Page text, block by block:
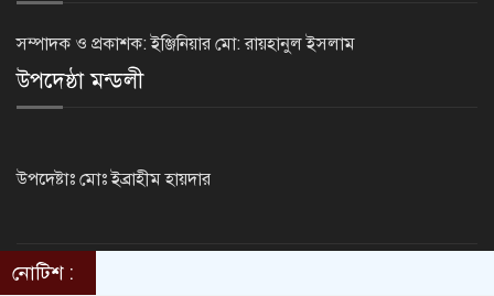
করতে পুলিশের বিশেষ অভিযানে
গ্রেপ্তার-২২
৫ আগস্ট গণতান্ত্রিক রাজনৈতিক অধিকার
সম্পাদক ও প্রকাশক: ইঞ্জিনিয়ার মো: রায়হানুল ইসলাম
উপদেষ্ঠা মন্ডলী
উপদেষ্টাঃ মোঃ ইব্রাহীম হায়দার
©2014 - 2024. RajshahiNews24.Com . All rights reserved.
নোটিশ :